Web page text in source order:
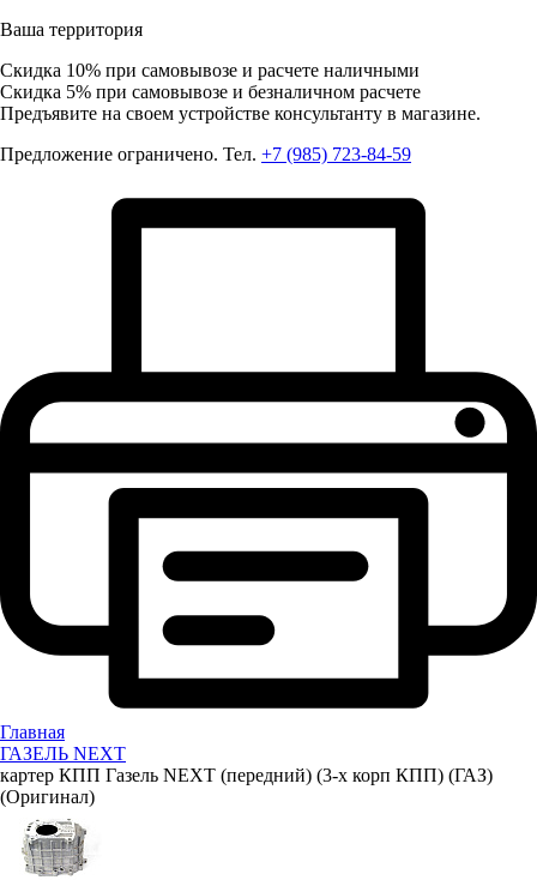
Ваша территория
Скидка 10% при самовывозе и расчете наличными
Скидка 5% при самовывозе и безналичном расчете
Предъявите на своем устройстве консультанту в магазине.
Предложение ограничено. Тел. +7 (985) 723-84-59
Главная
ГАЗЕЛЬ NEXT
картер КПП Газель NEXT (передний) (3-х корп КПП) (ГАЗ)
(Оригинал)